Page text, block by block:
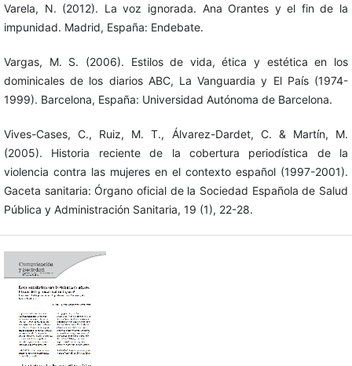
Varela, N. (2012). La voz ignorada. Ana Orantes y el fin de la
impunidad. Madrid, España: Endebate.
Vargas, M. S. (2006). Estilos de vida, ética y estética en los
dominicales de los diarios ABC, La Vanguardia y El País (1974-
1999). Barcelona, España: Universidad Autónoma de Barcelona.
Vives-Cases, C., Ruiz, M. T., Álvarez-Dardet, C. & Martín, M.
(2005). Historia reciente de la cobertura periodística de la
violencia contra las mujeres en el contexto español (1997-2001).
Gaceta sanitaria: Órgano oficial de la Sociedad Española de Salud
Pública y Administración Sanitaria, 19 (1), 22-28.